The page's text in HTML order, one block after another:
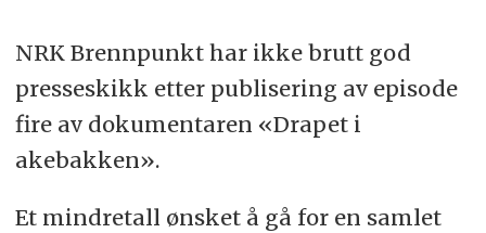
NRK Brennpunkt har ikke brutt god
presseskikk etter publisering av episode
fire av dokumentaren «Drapet i
akebakken».
Et mindretall ønsket å gå for en samlet